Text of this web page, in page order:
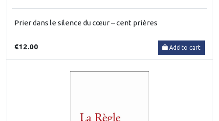
Prier dans le silence du cœur – cent prières
€12.00 Add to cart